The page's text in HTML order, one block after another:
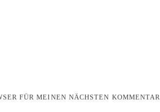
FÜR MEINEN NÄCHSTEN KOMMENTAR